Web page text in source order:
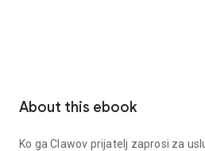
About this ebook
Ko ga Clawov prijatelj zaprosi za